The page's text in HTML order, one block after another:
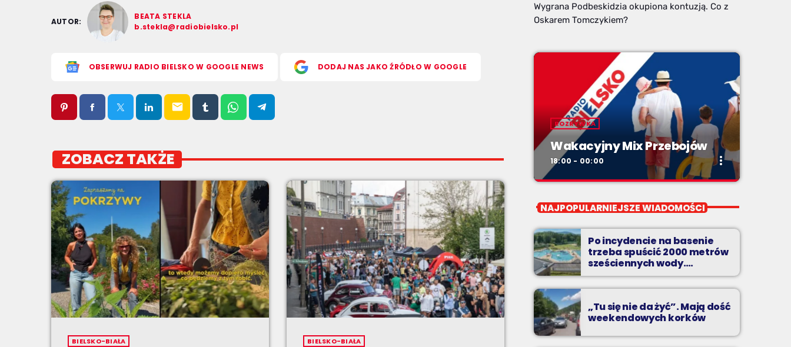
AUTOR:
BEATA STEKLA
b.stekla@radiobielsko.pl
OBSERWUJ RADIO BIELSKO W GOOGLE NEWS DODAJ NAS JAKO ŹRÓDŁO W GOOGLE
email
ZOBACZ TAKŻE
BIELSKO-BIAŁA BIELSKO-BIAŁA
Wygrana Podbeskidzia okupiona kontuzją. Co z
Oskarem Tomczykiem?
ROZRYWKA
Wakacyjny Mix Przebojów
18:00 - 00:00 more_vert
Wakacyjny Mix Przebojów
to najgorętsze hity lata, muzyczne plażowe
perełki, wspomnienia letnich przebojów,
nowości i premiery oraz Wasze pozdrowienia
z wakacji!
NAJPOPULARNIEJSZE WIADOMOŚCI
Po incydencie na basenie
trzeba spuścić 2000 metrów
sześciennych wody.
„Ogromne koszty i ogromna
praca”
„Tu się nie da żyć”. Mają dość
weekendowych korków